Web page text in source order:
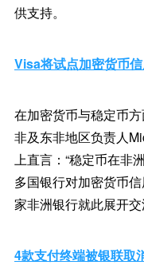
供支持。
Visa将试点加密货币
在加密货币与稳定币
非及东非地区负责人
上直言：“稳定币在非
多国银行对加密货币
家非洲银行就此展开交
4款支付终端被银联取